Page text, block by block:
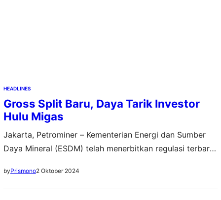
HEADLINES
Gross Split Baru, Daya Tarik Investor
Hulu Migas
Jakarta, Petrominer – Kementerian Energi dan Sumber
Daya Mineral (ESDM) telah menerbitkan regulasi terbaru
Kebijakan ini untuk meningkatkan daya tarik investasi
migas di Indonesia. Regulasi terbaru ini tertuang dalam
byPrismono2 Oktober 2024